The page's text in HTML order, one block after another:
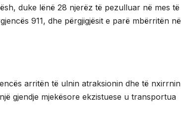
duke lënë 28 njerëz të pezulluar në mes të
911, dhe përgjigjësit e parë mbërritën në
arritën të ulnin atraksionin dhe të nxirrnin
gjendje mjekësore ekzistuese u transportua